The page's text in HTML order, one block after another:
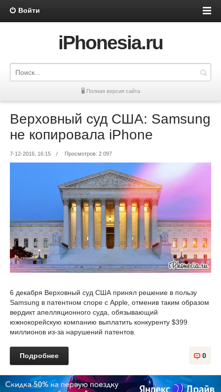
Войти
iPhonesia.ru
🖥 Полная версия сайта
Верховный суд США: Samsung
не копировала iPhone
7-12-2016, 16:15 / Просмотров: 2 097
6 декабря Верховный суд США принял решение в пользу
Samsung в патентном споре с Apple, отменив таким образом
вердикт апелляционного суда, обязывающий
южнокорейскую компанию выплатить конкуренту $399
миллионов из-за нарушений патентов.
Подробнее 0